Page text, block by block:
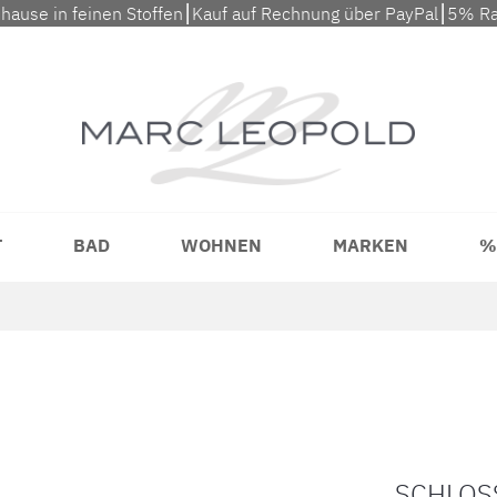
in feinen Stoffen⎮Kauf auf Rechnung über PayPal⎮5%
BAD WOHNEN MARKEN